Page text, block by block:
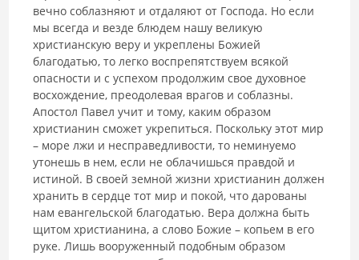
вечно соблазняют и отдаляют от Господа. Но если
мы всегда и везде блюдем нашу великую
христианскую веру и укреплены Божией
благодатью, то легко воспрепятствуем всякой
опасности и с успехом продолжим свое духовное
восхождение, преодолевая врагов и соблазны.
Апостол Павел учит и тому, каким образом
христианин сможет укрепиться. Поскольку этот мир
– море лжи и несправедливости, то неминуемо
утонешь в нем, если не облачишься правдой и
истиной. В своей земной жизни христианин должен
хранить в сердце тот мир и покой, что дарованы
нам евангельской благодатью. Вера должна быть
щитом христианина, а слово Божие – копьем в его
руке. Лишь вооруженный подобным образом